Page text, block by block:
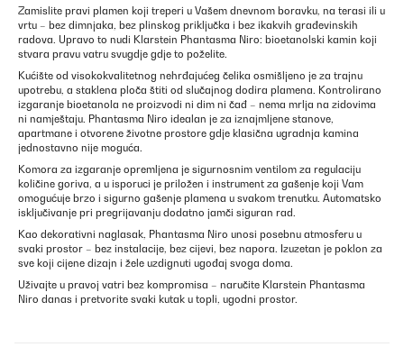
Zamislite pravi plamen koji treperi u Vašem dnevnom boravku, na terasi ili u
vrtu – bez dimnjaka, bez plinskog priključka i bez ikakvih građevinskih
radova. Upravo to nudi Klarstein Phantasma Niro: bioetanolski kamin koji
stvara pravu vatru svugdje gdje to poželite.
Kućište od visokokvalitetnog nehrđajućeg čelika osmišljeno je za trajnu
upotrebu, a staklena ploča štiti od slučajnog dodira plamena. Kontrolirano
izgaranje bioetanola ne proizvodi ni dim ni čađ – nema mrlja na zidovima
ni namještaju. Phantasma Niro idealan je za iznajmljene stanove,
apartmane i otvorene životne prostore gdje klasična ugradnja kamina
jednostavno nije moguća.
Komora za izgaranje opremljena je sigurnosnim ventilom za regulaciju
količine goriva, a u isporuci je priložen i instrument za gašenje koji Vam
omogućuje brzo i sigurno gašenje plamena u svakom trenutku. Automatsko
isključivanje pri pregrijavanju dodatno jamči siguran rad.
Kao dekorativni naglasak, Phantasma Niro unosi posebnu atmosferu u
svaki prostor – bez instalacije, bez cijevi, bez napora. Izuzetan je poklon za
sve koji cijene dizajn i žele uzdignuti ugođaj svoga doma.
Uživajte u pravoj vatri bez kompromisa – naručite Klarstein Phantasma
Niro danas i pretvorite svaki kutak u topli, ugodni prostor.